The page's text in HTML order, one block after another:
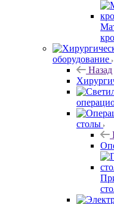
оборудование
Назад
столы